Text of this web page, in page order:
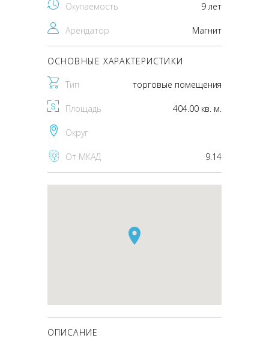
Окупаемость 9 лет
Арендатор Магнит
ОСНОВНЫЕ ХАРАКТЕРИСТИКИ
Тип торговые помещения
Площадь 404.00 кв. м.
Округ
От МКАД 9.14
ОПИСАНИЕ